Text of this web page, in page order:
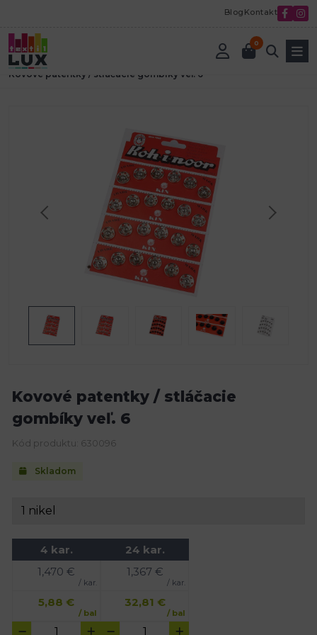
Blog Kontakt
0
Úvod
patentky kovové
Kovové patentky / stláčacie gombíky veľ. 6
Kovové patentky / stláčacie
gombíky veľ. 6
Kód produktu: 630096
Skladom
4 kar.
1,470 €
/ kar.
5,88 €
/ bal
24 kar.
1,367 €
/ kar.
32,81 €
/ bal